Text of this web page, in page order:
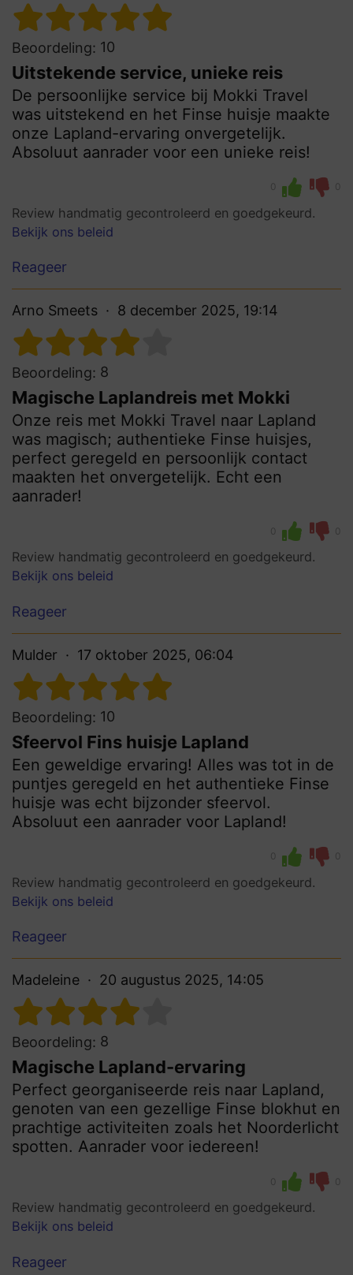
Beoordeling: 10
Uitstekende service, unieke reis
De persoonlijke service bij Mokki Travel
was uitstekend en het Finse huisje maakte
onze Lapland-ervaring onvergetelijk.
Absoluut aanrader voor een unieke reis!
0 0
Review handmatig gecontroleerd en goedgekeurd.
Bekijk ons beleid
Reageer
Arno Smeets 8 december 2025, 19:14
Beoordeling: 8
Magische Laplandreis met Mokki
Onze reis met Mokki Travel naar Lapland
was magisch; authentieke Finse huisjes,
perfect geregeld en persoonlijk contact
maakten het onvergetelijk. Echt een
aanrader!
0 0
Review handmatig gecontroleerd en goedgekeurd.
Bekijk ons beleid
Reageer
Mulder 17 oktober 2025, 06:04
Beoordeling: 10
Sfeervol Fins huisje Lapland
Een geweldige ervaring! Alles was tot in de
puntjes geregeld en het authentieke Finse
huisje was echt bijzonder sfeervol.
Absoluut een aanrader voor Lapland!
0 0
Review handmatig gecontroleerd en goedgekeurd.
Bekijk ons beleid
Reageer
Madeleine 20 augustus 2025, 14:05
Beoordeling: 8
Magische Lapland-ervaring
Perfect georganiseerde reis naar Lapland,
genoten van een gezellige Finse blokhut en
prachtige activiteiten zoals het Noorderlicht
spotten. Aanrader voor iedereen!
0 0
Review handmatig gecontroleerd en goedgekeurd.
Bekijk ons beleid
Reageer